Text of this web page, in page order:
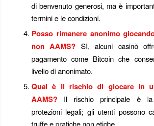
di benvenuto generosi, ma è
termini e le condizioni.
Posso rimanere anonimo
non AAMS? Sì, alcuni casinò
pagamento come Bitcoin che
livello di anonimato.
Qual è il rischio di giocare in
AAMS?Il rischio principale è la
protezioni legali; gli utenti possono